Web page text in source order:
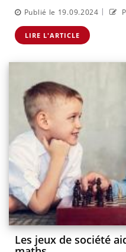
Publié le 19.09.2024 |
LIRE L'ARTICLE
Les jeux de société